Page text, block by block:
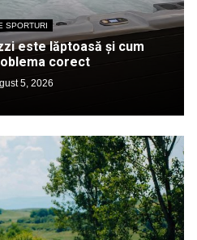
SPORTURI
este lăptoasă și cum
corect
5, 2026